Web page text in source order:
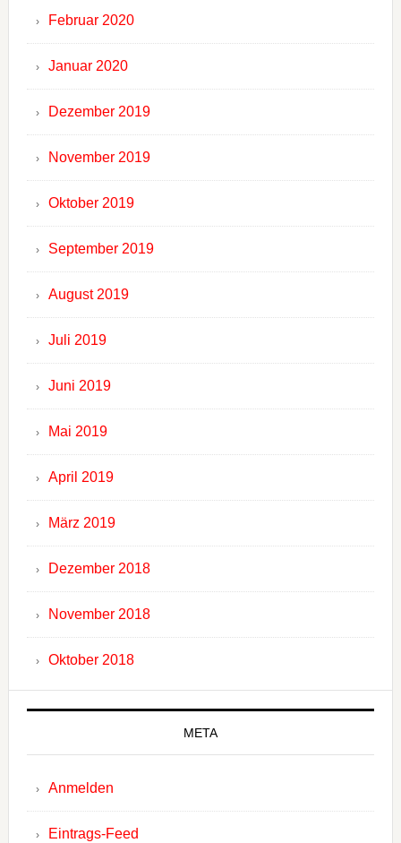
Februar 2020
Januar 2020
Dezember 2019
November 2019
Oktober 2019
September 2019
August 2019
Juli 2019
Juni 2019
Mai 2019
April 2019
März 2019
Dezember 2018
November 2018
Oktober 2018
META
Anmelden
Eintrags-Feed